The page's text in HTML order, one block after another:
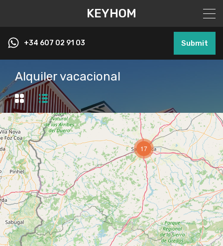
KEYHOM
+34 607 02 91 03 Submit
Alquiler vacacional
17